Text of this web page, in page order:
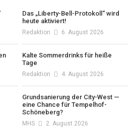
Das „Liberty-Bell-Protokoll“ wird
heute aktiviert!
Redaktion 6. August 2026
Kalte Sommerdrinks für heiße
Tage
Redaktion 4. August 2026
Grundsanierung der City-West —
eine Chance für Tempelhof-
Schöneberg?
MHS 2. August 2026